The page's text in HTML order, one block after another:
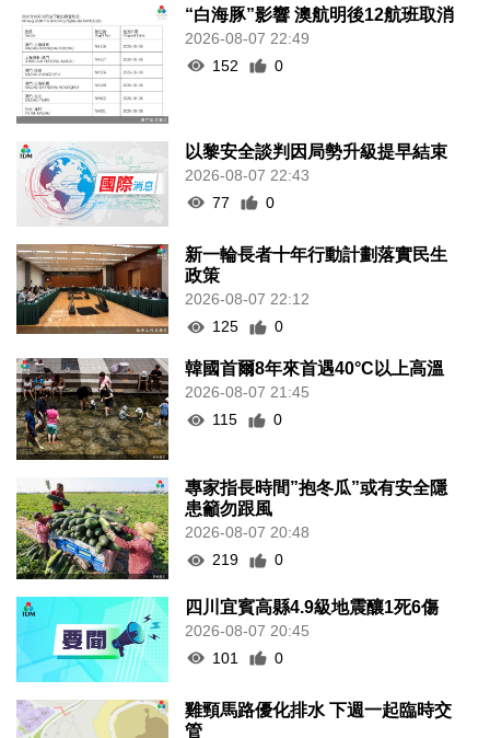
“白海豚”影響 澳航明後12航班取消
2026-08-07 22:49
152
0
以黎安全談判因局勢升級提早結束
2026-08-07 22:43
77
0
新一輪長者十年行動計劃落實民生
政策
2026-08-07 22:12
125
0
韓國首爾8年來首遇40°C以上高溫
2026-08-07 21:45
115
0
專家指長時間”抱冬瓜”或有安全隱
患籲勿跟風
2026-08-07 20:48
219
0
四川宜賓高縣4.9級地震釀1死6傷
2026-08-07 20:45
101
0
雞頸馬路優化排水 下週一起臨時交
管